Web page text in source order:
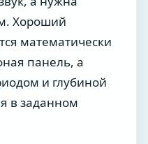
Хороший
математически
панель, а
и глубиной
в заданном